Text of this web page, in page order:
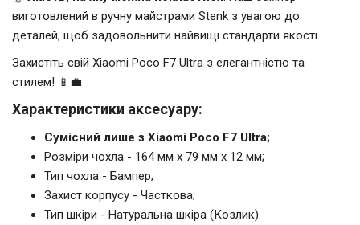
виготовлений в ручну майстрами Stenk з увагою до
деталей, щоб задовольнити найвищі стандарти якості.
Захистіть свій Xiaomi Poco F7 Ultra з елегантністю та
стилем! 📱💼
Характеристики аксесуару:
Сумісний лише з Xiaomi Poco F7 Ultra;
Розміри чохла - 164 мм x 79 мм x 12 мм;
Тип чохла - Бампер;
Захист корпусу - Часткова;
Тип шкіри - Натуральна шкіра (Козлик).